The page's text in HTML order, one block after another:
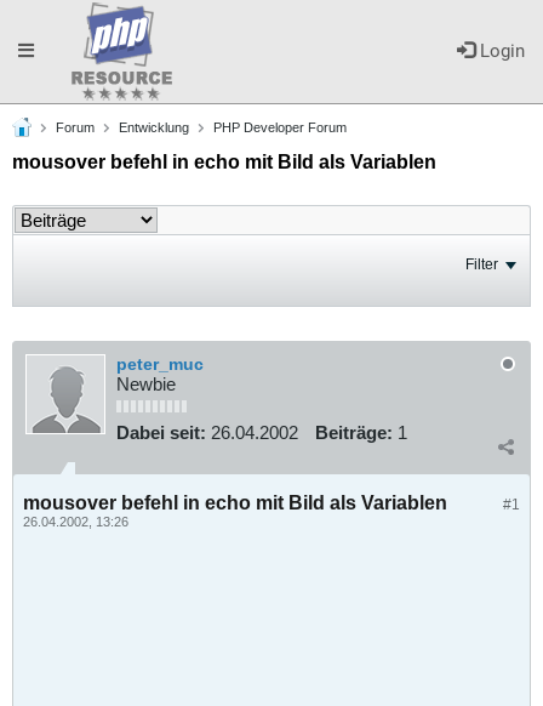
Login
Toggle
navigation
Forum Entwicklung PHP Developer Forum
mousover befehl in echo mit Bild als Variablen
Filter
peter_muc
Newbie
Dabei seit: 26.04.2002 Beiträge: 1
#1
mousover befehl in echo mit Bild als Variablen
26.04.2002, 13:26